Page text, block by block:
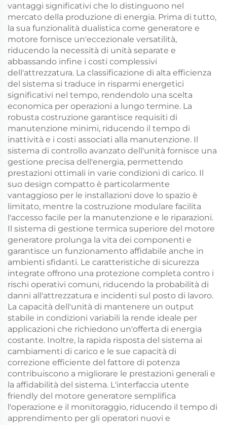
vantaggi significativi che lo distinguono nel
mercato della produzione di energia. Prima di tutto,
la sua funzionalità dualistica come generatore e
motore fornisce un'eccezionale versatilità,
riducendo la necessità di unità separate e
abbassando infine i costi complessivi
dell'attrezzatura. La classificazione di alta efficienza
del sistema si traduce in risparmi energetici
significativi nel tempo, rendendolo una scelta
economica per operazioni a lungo termine. La
robusta costruzione garantisce requisiti di
manutenzione minimi, riducendo il tempo di
inattività e i costi associati alla manutenzione. Il
sistema di controllo avanzato dell'unità fornisce una
gestione precisa dell'energia, permettendo
prestazioni ottimali in varie condizioni di carico. Il
suo design compatto è particolarmente
vantaggioso per le installazioni dove lo spazio è
limitato, mentre la costruzione modulare facilita
l'accesso facile per la manutenzione e le riparazioni.
Il sistema di gestione termica superiore del motore
generatore prolunga la vita dei componenti e
garantisce un funzionamento affidabile anche in
ambienti sfidanti. Le caratteristiche di sicurezza
integrate offrono una protezione completa contro i
rischi operativi comuni, riducendo la probabilità di
danni all'attrezzatura e incidenti sul posto di lavoro.
La capacità dell'unità di mantenere un output
stabile in condizioni variabili la rende ideale per
applicazioni che richiedono un'offerta di energia
costante. Inoltre, la rapida risposta del sistema ai
cambiamenti di carico e le sue capacità di
correzione efficiente del fattore di potenza
contribuiscono a migliorare le prestazioni generali e
la affidabilità del sistema. L'interfaccia utente
friendly del motore generatore semplifica
l'operazione e il monitoraggio, riducendo il tempo di
apprendimento per gli operatori nuovi e